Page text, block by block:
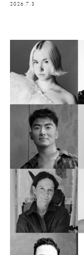
2026.7.3